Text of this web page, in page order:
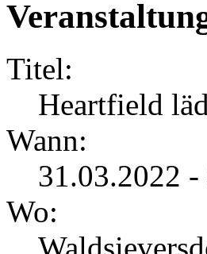
Titel:
Heartfield
Wann:
31.03.2022
Wo: